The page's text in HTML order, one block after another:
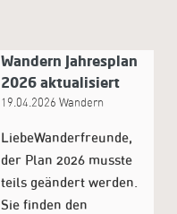
Wandern Jahresplan
2026 aktualisiert
19.04.2026 Wandern
LiebeWanderfreunde,
der Plan 2026 musste
teils geändert werden.
Sie finden den